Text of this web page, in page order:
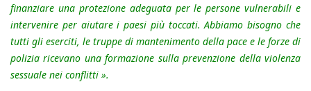
finanziare una protezione adeguata per le persone vulnerabili e
intervenire per aiutare i paesi più toccati. Abbiamo bisogno che
tutti gli eserciti, le truppe di mantenimento della pace e le forze di
polizia ricevano una formazione sulla prevenzione della violenza
sessuale nei conflitti ».